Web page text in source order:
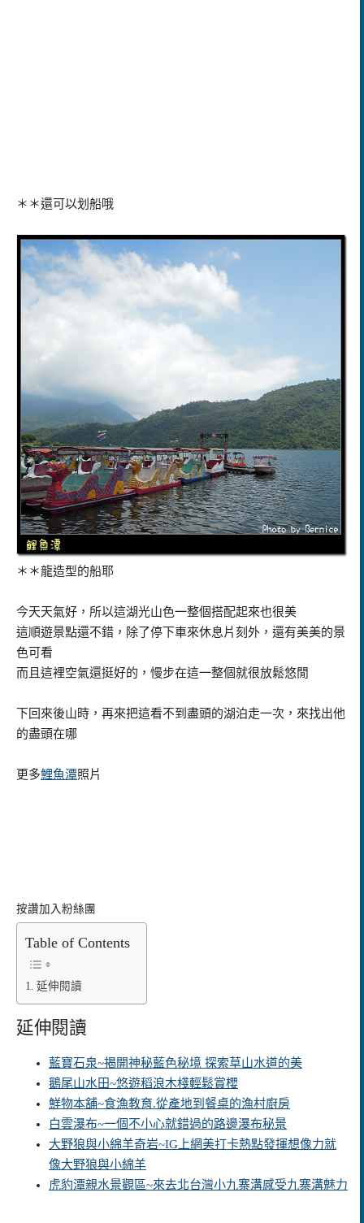
＊＊還可以划船哦
＊＊龍造型的船耶
今天天氣好，所以這湖光山色一整個搭配起來也很美
這順遊景點還不錯，除了停下車來休息片刻外，還有美美的景
色可看
而且這裡空氣還挺好的，慢步在這一整個就很放鬆悠閒
下回來後山時，再來把這看不到盡頭的湖泊走一次，來找出他
的盡頭在哪
更多鯉魚潭照片
按讚加入粉絲團
Table of Contents
延伸閱讀
延伸閱讀
藍寶石泉~揭開神秘藍色秘境 探索草山水道的美
鵝尾山水田~悠遊稻浪木棧輕鬆賞櫻
鮮物本舖~食漁教育.從產地到餐桌的漁村廚房
白雲瀑布~一個不小心就錯過的路邊瀑布秘景
大野狼與小綿羊奇岩~IG上網美打卡熱點發揮想像力就
像大野狼與小綿羊
虎豹潭親水景觀區~來去北台灣小九寨溝感受九寨溝魅力